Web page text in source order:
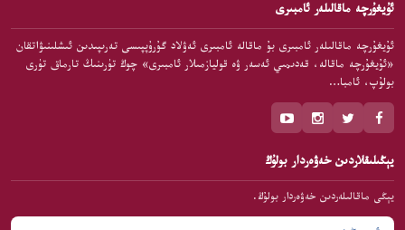
ئۇيغۇرچە ماقالىلەر ئامبىرى
ئۇيغۇرچە ماقالىلەر ئامبىرى بۇ ماقالە ئامبىرى ئەۋلاد گۇرۇپپىسى تەرىپىدىن ئىشلىنىۋاتقان
«ئۇيغۇرچە ماقالە، قەدىمىي ئەسەر ۋە قوليازمىلار ئامبىرى» چوڭ تۈرىنىڭ تارماق تۈرى
بولۇپ، ئامبا…
يېڭىلىقلاردىن خەۋەردار بولۇڭ
يېڭى ماقالىلەردىن خەۋەردار بولۇڭ.